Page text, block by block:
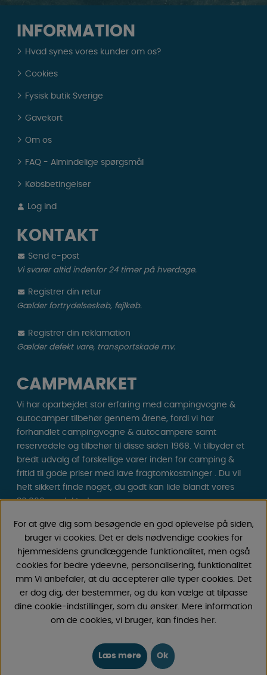
INFORMATION
Hvad synes vores kunder om os?
Cookies
Fysisk butik Sverige
Gavekort
Om os
FAQ - Almindelige spørgsmål
Købsbetingelser
Log ind
KONTAKT
Send e-post
Vi svarer altid indenfor 24 timer på hverdage.
Registrer din retur
Gælder fortrydelseskøb, fejlkøb.
Registrer din reklamation
Gælder defekt vare, transportskade mv.
CAMPMARKET
Vi har oparbejdet stor erfaring med campingvogne &
autocamper tilbehør gennem årene, fordi vi har
forhandlet campingvogne & autocampere samt
reservedele og tilbehør til disse siden 1968. Vi tilbyder et
bredt udvalg af forskellige varer inden for camping &
fritid til gode priser med lave fragtomkostninger . Du vil
helt sikkert finde noget, du godt kan lide blandt vores
30.000 produkter!
Følg os på Facebook og Instagram for inspiration,
nyheder og eksklusive tilbud. Campinglivet begynder
hos os!
For at give dig som besøgende en god oplevelse på siden,
bruger vi cookies. Det er dels nødvendige cookies for
hjemmesidens grundlæggende funktionalitet, men også
cookies for bedre ydeevne, personalisering, funktionalitet
mm Vi anbefaler, at du accepterer alle typer cookies. Det
er dog dig, der bestemmer, og du kan vælge at tilpasse
dine cookie-indstillinger, som du ønsker. Mere information
om de cookies, vi bruger, kan findes her.
Læs mere Ok